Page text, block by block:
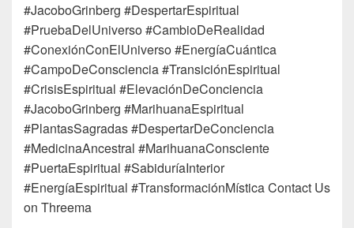
#JacoboGrinberg #DespertarEspiritual
#PruebaDelUniverso #CambioDeRealidad
#ConexiónConElUniverso #EnergíaCuántica
#CampoDeConsciencia #TransiciónEspiritual
#CrisisEspiritual #ElevaciónDeConciencia
#JacoboGrinberg #MarihuanaEspiritual
#PlantasSagradas #DespertarDeConciencia
#MedicinaAncestral #MarihuanaConsciente
#PuertaEspiritual #SabiduríaInterior
#EnergíaEspiritual #TransformaciónMística Contact Us
on Threema